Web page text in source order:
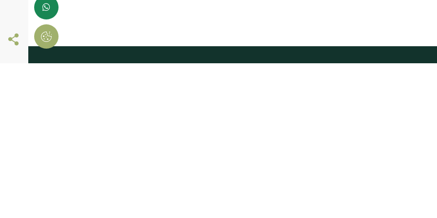
Siga-nos online